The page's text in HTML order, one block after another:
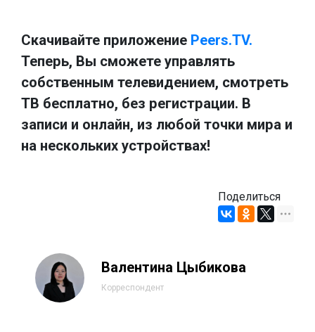
Скачивайте приложение Peers.TV.
Теперь, Вы сможете управлять
собственным телевидением, смотреть
ТВ бесплатно, без регистрации. В
записи и онлайн, из любой точки мира и
на нескольких устройствах!
Поделиться
Валентина Цыбикова
Корреспондент